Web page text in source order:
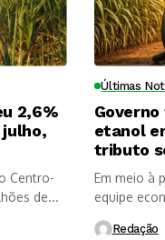
2,6%
julho,
Centro-
de...
Últimas
etanol
tributo
Em meio à
equipe
Redação